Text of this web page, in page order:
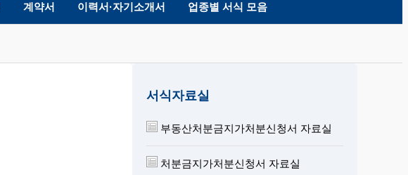
계약서 이력서·자기소개서 업종별 서식 모음
서식자료실
부동산처분금지가처분신청서 자료실
처분금지가처분신청서 자료실